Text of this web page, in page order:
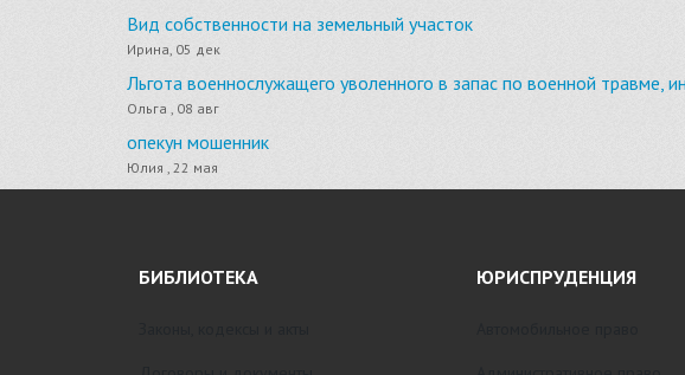
Вид собственности на земельный участок
Ирина, 05 дек
Льгота военнослужащего уволенного в запас по военной травме,
Ольга , 08 авг
опекун мошенник
Юлия , 22 мая
БИБЛИОТЕКА ЮРИСПРУДЕНЦИЯ